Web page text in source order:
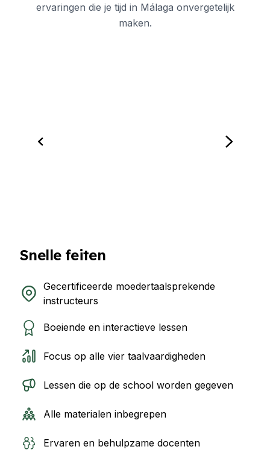
ervaringen die je tijd in Málaga onvergetelijk
maken.
Snelle feiten
Gecertificeerde moedertaalsprekende
instructeurs
Boeiende en interactieve lessen
Focus op alle vier taalvaardigheden
Lessen die op de school worden gegeven
Alle materialen inbegrepen
Ervaren en behulpzame docenten